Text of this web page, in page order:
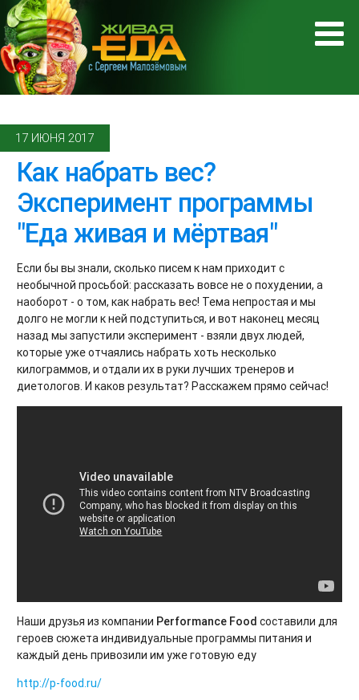
17 ИЮНЯ 2017
Как набрать вес?
Эксперимент программы
"Еда живая и мёртвая"
Если бы вы знали, сколько писем к нам приходит с
необычной просьбой: рассказать вовсе не о похудении, а
наоборот - о том, как набрать вес! Тема непростая и мы
долго не могли к ней подступиться, и вот наконец месяц
назад мы запустили эксперимент - взяли двух людей,
которые уже отчаялись набрать хоть несколько
килограммов, и отдали их в руки лучших тренеров и
диетологов. И каков результат? Расскажем прямо сейчас!
Наши друзья из компании Performance Food составили для
героев сюжета индивидуальные программы питания и
каждый день привозили им уже готовую еду
http://p-food.ru/